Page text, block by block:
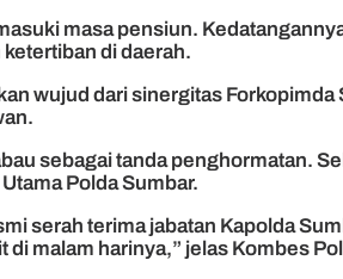
masa pensiun.
di daerah.
wujud dari sinergitas
sebagai tanda penghormatan.
Polda Sumbar.
serah terima jabatan Kapolda
malam harinya,” jelas Kombes